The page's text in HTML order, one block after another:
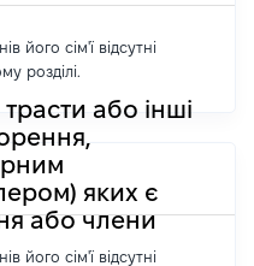
його сім'ї відсутні
розділі.
або інші
яких є
або члени
його сім'ї відсутні